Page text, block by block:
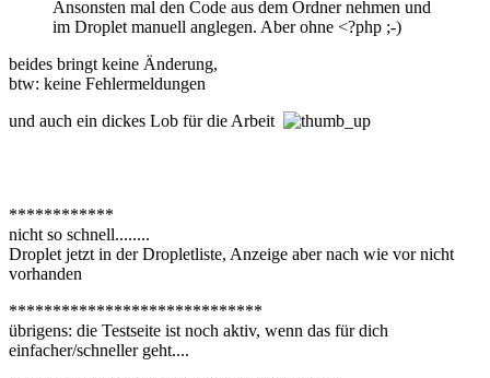
Ansonsten mal den Code aus dem Ordner nehmen und
im Droplet manuell anglegen. Aber ohne <?php ;-)
beides bringt keine Änderung,
btw: keine Fehlermeldungen
und auch ein dickes Lob für die Arbeit
************
nicht so schnell........
Droplet jetzt in der Dropletliste, Anzeige aber nach wie vor nicht
vorhanden
*****************************
übrigens: die Testseite ist noch aktiv, wenn das für dich
einfacher/schneller geht....